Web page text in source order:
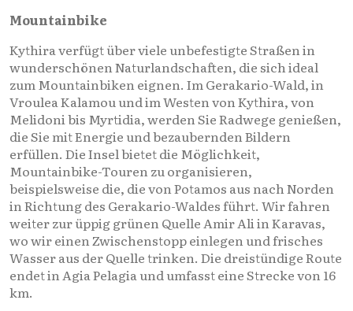
Mountainbike
Kythira verfügt über viele unbefestigte Straßen in
wunderschönen Naturlandschaften, die sich ideal
zum Mountainbiken eignen. Im Gerakario-Wald, in
Vroulea Kalamou und im Westen von Kythira, von
Melidoni bis Myrtidia, werden Sie Radwege genießen,
die Sie mit Energie und bezaubernden Bildern
erfüllen. Die Insel bietet die Möglichkeit,
Mountainbike-Touren zu organisieren,
beispielsweise die, die von Potamos aus nach Norden
in Richtung des Gerakario-Waldes führt. Wir fahren
weiter zur üppig grünen Quelle Amir Ali in Karavas,
wo wir einen Zwischenstopp einlegen und frisches
Wasser aus der Quelle trinken. Die dreistündige Route
endet in Agia Pelagia und umfasst eine Strecke von 16
km.